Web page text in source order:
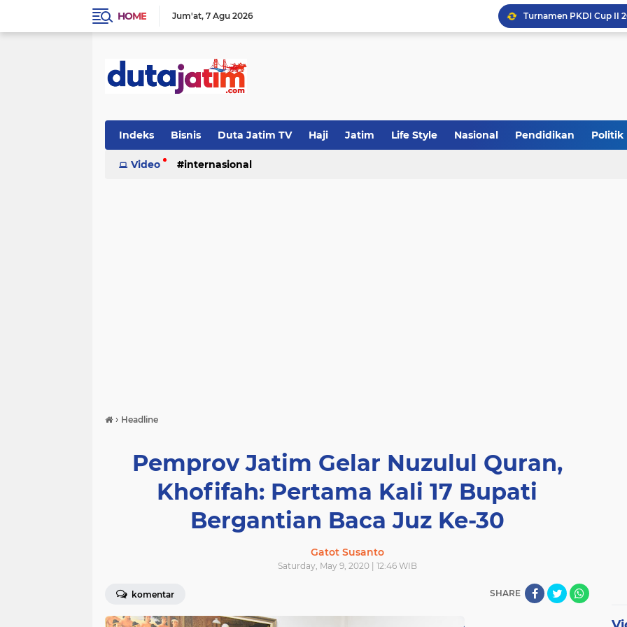
HOME Jum'at 7 Agu 2026
Khutbah Jumat:
Indeks Bisnis Duta Jatim TV Haji Jatim Life Style Nasional Pendidikan Politik
Video internasional
› Headline
Pemprov Jatim Gelar Nuzulul Quran,
Khofifah: Pertama Kali 17 Bupati
Bergantian Baca Juz Ke-30
Gatot Susanto
Saturday, May 9, 2020 | 12:46 WIB
komentar SHARE